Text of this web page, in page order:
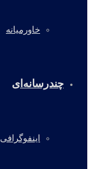
خاورمیانه
چندرسانه‌ای
اینفوگرافی